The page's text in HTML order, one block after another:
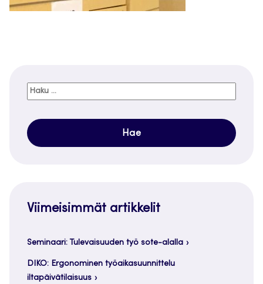
Haku:
Viimeisimmät artikkelit
Seminaari: Tulevaisuuden työ sote-alalla
DIKO: Ergonominen työaikasuunnittelu
iltapäivätilaisuus